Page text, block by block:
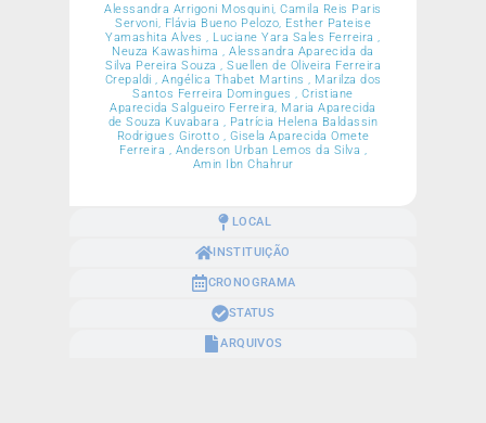
LOCAL
INSTITUIÇÃO
CRONOGRAMA
STATUS
ARQUIVOS
Alessandra Arrigoni Mosquini, Camila Reis Paris
Servoni, Flávia Bueno Pelozo, Esther Pateise
Yamashita Alves , Luciane Yara Sales Ferreira ,
Neuza Kawashima , Alessandra Aparecida da
Silva Pereira Souza , Suellen de Oliveira Ferreira
Crepaldi , Angélica Thabet Martins , Marilza dos
Santos Ferreira Domingues , Cristiane
Aparecida Salgueiro Ferreira, Maria Aparecida
de Souza Kuvabara , Patrícia Helena Baldassin
Rodrigues Girotto , Gisela Aparecida Omete
Ferreira , Anderson Urban Lemos da Silva ,
Amin Ibn Chahrur